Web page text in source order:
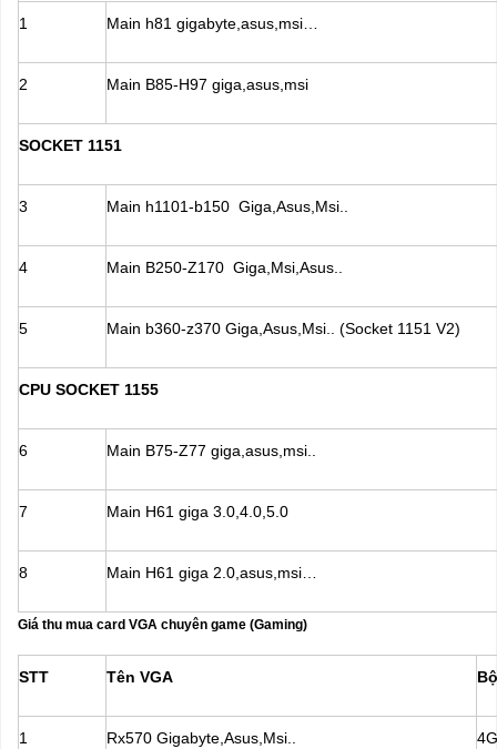
1 Main h81 gigabyte,asus,msi…
2 Main B85-H97 giga,asus,msi
SOCKET 1151
3 Main h1101-b150 Giga,Asus,Msi..
4 Main B250-Z170 Giga,Msi,Asus..
5 Main b360-z370 Giga,Asus,Msi.. (Socket 1151 V2)
CPU SOCKET 1155
6 Main B75-Z77 giga,asus,msi..
7 Main H61 giga 3.0,4.0,5.0
8 Main H61 giga 2.0,asus,msi…
Giá thu mua card VGA chuyên game (Gaming)
STT Tên VGA
1 Rx570 Gigabyte,Asus,Msi..